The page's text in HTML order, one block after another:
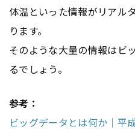
体温といった情報がリアル
ります。
そのような大量の情報はビ
るでしょう。
参考：
ビッグデータとは何か｜平